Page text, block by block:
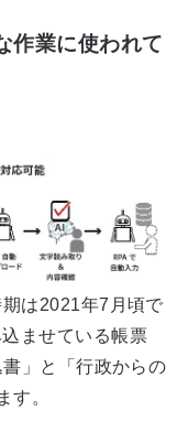
作業に使われて
は2021年7月頃で
ませている帳票
」と「行政からの
す。